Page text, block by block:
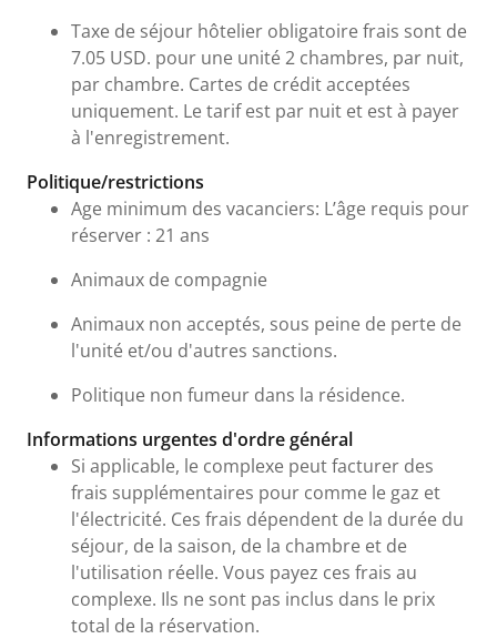
Taxe de séjour hôtelier obligatoire frais sont de
7.05 USD. pour une unité 2 chambres, par nuit,
par chambre. Cartes de crédit acceptées
uniquement. Le tarif est par nuit et est à payer
à l'enregistrement.
Politique/restrictions
Age minimum des vacanciers: L’âge requis pour
réserver : 21 ans
Animaux de compagnie
Animaux non acceptés, sous peine de perte de
l'unité et/ou d'autres sanctions.
Politique non fumeur dans la résidence.
Informations urgentes d'ordre général
Si applicable, le complexe peut facturer des
frais supplémentaires pour comme le gaz et
l'électricité. Ces frais dépendent de la durée du
séjour, de la saison, de la chambre et de
l'utilisation réelle. Vous payez ces frais au
complexe. Ils ne sont pas inclus dans le prix
total de la réservation.